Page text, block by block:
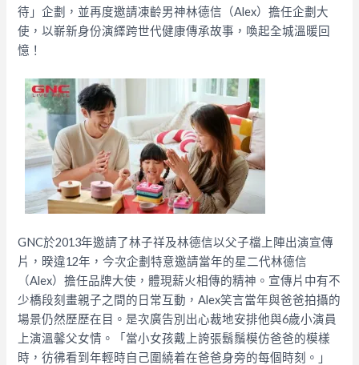
待」企劃，並再度邀請凍齡男神林德信（Alex）擔任企劃大
使，以嶄新身份演繹跨世代健康傳承故事，喚起全城溫暖回
憶！
GNC於2013年邀請了林子祥及林德信以父子檔上陣出演宣傳
片，暌違12年，今次企劃特意邀請當年的星二代林德信
（Alex）擔任品牌大使，體現薪火相傳的精神。宣傳片中有不
少橋段刻畫親子之間的日常互動，Alex笑言當年與爸爸拍攝的
場景仍然歷歷在目。是次廣告別出心裁地安排他與6歲小演員
上演溫馨父女情。「當小女孩戴上誇張鬍鬚模仿爸爸的模樣
時，彷彿看到年輕時自己圍繞着在爸爸身旁的每個時刻。」